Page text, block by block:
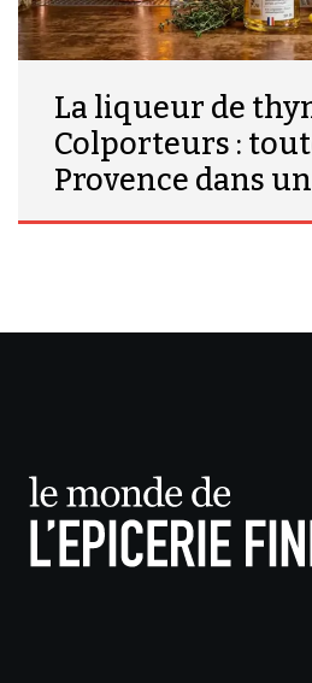
La liqueur de
Colporteurs :
Provence dans